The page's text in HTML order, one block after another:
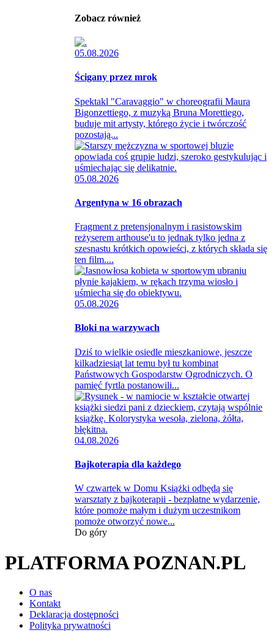
Zobacz również
05.08.2026
Ścigany przez mrok
Spektakl "Caravaggio" w choreografii Maura
Bigonzettiego, z muzyką Bruna Morettiego,
buduje mit artysty, którego życie i twórczość
pozostają...
05.08.2026
Argentyna w 16 obrazach
Fragment z pretensjonalnym i rasistowskim
reżyserem arthouse'u to jednak tylko jedna z
szesnastu krótkich opowieści, z których składa się
ten film....
05.08.2026
Bloki na warzywach
Dziś to wielkie osiedle mieszkaniowe, jeszcze
kilkadziesiąt lat temu był tu kombinat
Państwowych Gospodarstw Ogrodniczych. O
pamięć fyrtla postanowili...
04.08.2026
Bajkoterapia dla każdego
W czwartek w Domu Książki odbędą się
warsztaty z bajkoterapii - bezpłatne wydarzenie,
które pomoże małym i dużym uczestnikom
pomoże otworzyć nowe...
Do góry
PLATFORMA POZNAN.PL
O nas
Kontakt
Deklaracja dostępności
Polityka prywatności